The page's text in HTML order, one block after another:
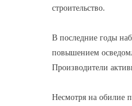
строительство.
В последние годы
повышением
Производители
Несмотря на обилие